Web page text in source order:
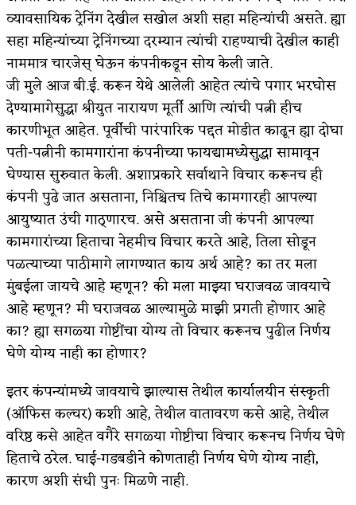
आदिवासींचा डॉक्टर, समाजसेवेचा ध्यास : डॉ. राहुल
जोशी
डेंग्यू: ताप उतरला म्हणजे धोका टळला असे नाही!
४ जुलै – इतिहासात घडलेल्या महत्त्वाच्या घटना
सुवर्ण – झळाळी
‘अर्थ’पूर्ण हास्य
अष्टपैलू : खंडू रांगणेकर
अपूर्ण कथा
बुडीच खटलं – संयुक्त कुटुंब का गरजेचं?
व्यावसायिक ट्रेनिंग देखील सखोल अशी सहा महिन्यांची असते. ह्या
सहा महिन्यांच्या ट्रेनिंगच्या दरम्यान त्यांची राहण्याची देखील काही
नाममात्र चारजेस् घेऊन कंपनीकडून सोय केली जाते.
जी मुले आज बी.ई. करून येथे आलेली आहेत त्यांचे पगार भरघोस
देण्यामागेसुद्धा श्रीयुत नारायण मूर्ती आणि त्यांची पत्नी हीच
कारणीभूत आहेत. पूर्वीची पारंपारिक पद्दत मोडीत काढून ह्या दोघा
पती-पत्नीनी कामगारांना कंपनीच्या फायद्यामध्येसुद्धा सामावून
घेण्यास सुरुवात केली. अशाप्रकारे सर्वाथाने विचार करूनच ही
कंपनी पुढे जात असताना, निश्चितच तिचे कामगारही आपल्या
आयुष्यात उंची गाठ्णारच. असे असताना जी कंपनी आपल्या
कामगारांच्या हिताचा नेहमीच विचार करते आहे, तिला सोडून
पळत्याच्या पाठीमागे लागण्यात काय अर्थ आहे? का तर मला
मुंबईला जायचे आहे म्हणून? की मला माझ्या घराजवळ जावयाचे
आहे म्हणून? मी घराजवळ आल्यामुळे माझी प्रगती होणार आहे
का? ह्या सगळ्या गोष्टींचा योग्य तो विचार करूनच पुढील निर्णय
घेणे योग्य नाही का होणार?
इतर कंपन्यांमध्ये जावयाचे झाल्यास तेथील कार्यालयीन संस्कृती
(ऑफिस कल्चर) कशी आहे, तेथील वातावरण कसे आहे, तेथील
वरिष्ठ कसे आहेत वगैरे सगळ्या गोष्टीचा विचार करूनच निर्णय घेणे
हिताचे ठरेल. घाई-गडबडीने कोणताही निर्णय घेणे योग्य नाही,
कारण अशी संधी पुनः मिळणे नाही.